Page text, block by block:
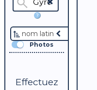
?
nom latin
Photos
Effectuez